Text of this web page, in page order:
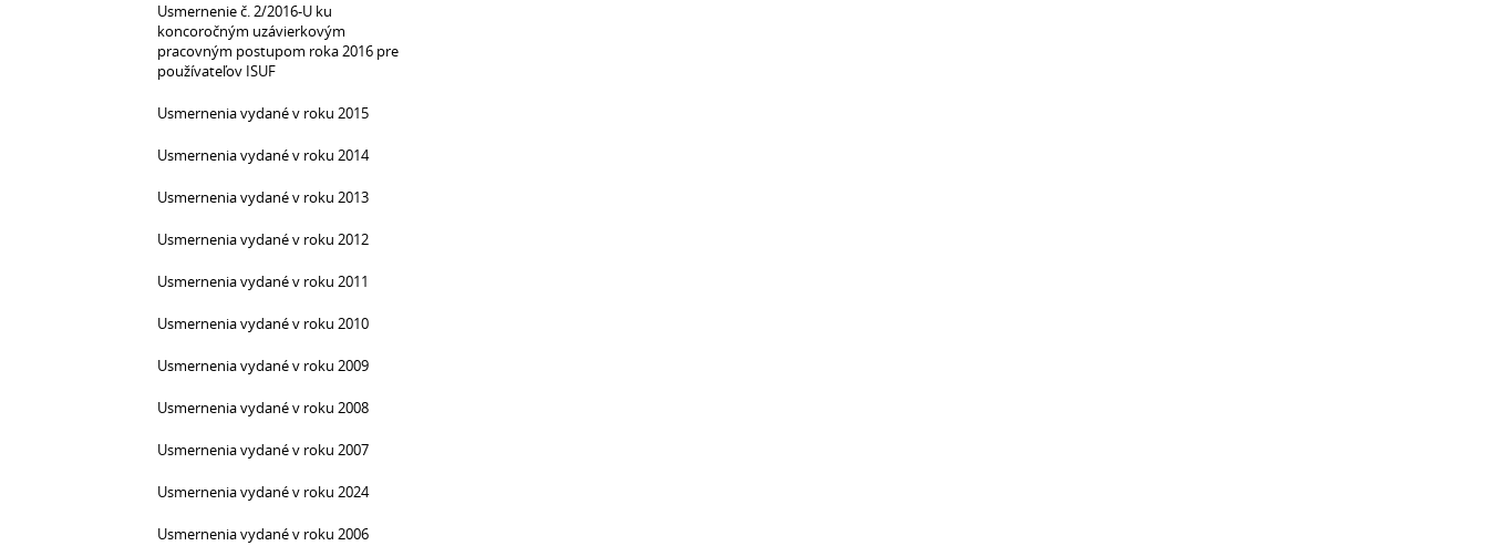
Usmernenie č. 2/2016-U ku
koncoročným uzávierkovým
pracovným postupom roka 2016 pre
používateľov ISUF
Usmernenia vydané v roku 2015
Usmernenia vydané v roku 2014
Usmernenia vydané v roku 2013
Usmernenia vydané v roku 2012
Usmernenia vydané v roku 2011
Usmernenia vydané v roku 2010
Usmernenia vydané v roku 2009
Usmernenia vydané v roku 2008
Usmernenia vydané v roku 2007
Usmernenia vydané v roku 2024
Usmernenia vydané v roku 2006